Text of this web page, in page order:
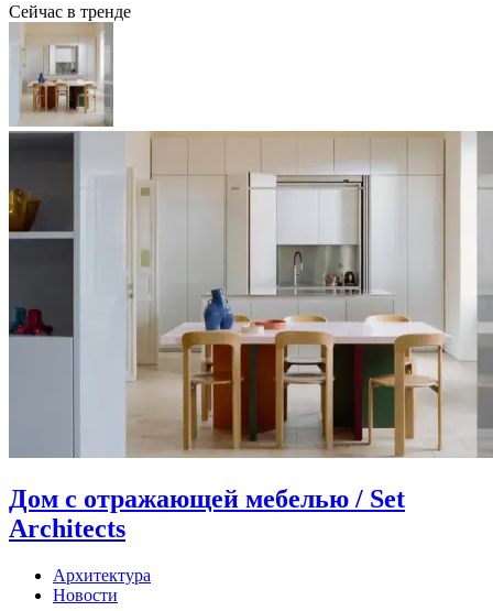
Сейчас в тренде
Дом с отражающей мебелью / Set
Architects
Архитектура
Новости